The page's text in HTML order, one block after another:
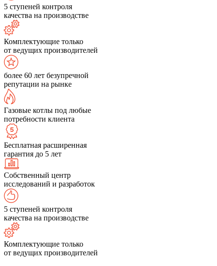
5 ступеней контроля
качества на производстве
Комплектующие только
от ведущих производителей
более 60 лет безупречной
репутации на рынке
Газовые котлы под любые
потребности клиента
Бесплатная расширенная
гарантия до 5 лет
Собственный центр
исследований и разработок
5 ступеней контроля
качества на производстве
Комплектующие только
от ведущих производителей